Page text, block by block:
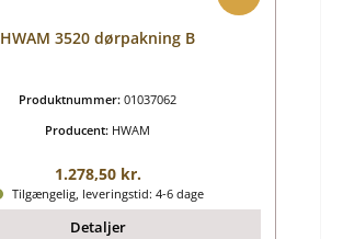
HWAM 3520 dørpakning B
Produktnummer: 01037062
Producent: HWAM
Almindelig pris:
1.278,50 kr.
Tilgængelig, leveringstid: 4-6 dage
Detaljer